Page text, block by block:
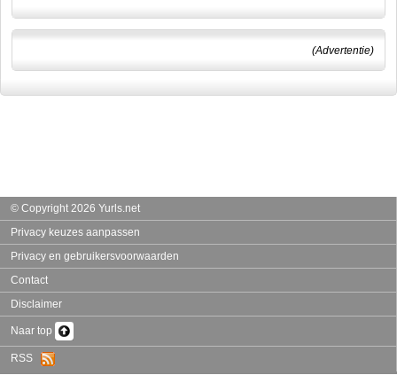
(Advertentie)
© Copyright 2026 Yurls.net
Privacy keuzes aanpassen
Privacy en gebruikersvoorwaarden
Contact
Disclaimer
Naar top
RSS